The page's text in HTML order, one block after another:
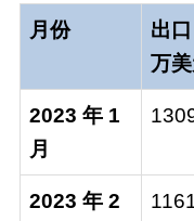
月份
出
万美
2023 年 1
月
2023 年 2